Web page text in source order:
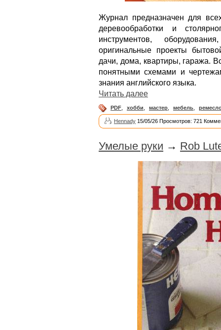
Журнал предназначен для
деревообработки и
инструментов,
оригинальные проекты
дачи, дома, квартиры, гаража.
понятными схемами и
знания английского языка.
Читать далее
PDF хобби мастер мебель
Hennady 15/05/26 Просмотров: 721
Умелые руки → Rob